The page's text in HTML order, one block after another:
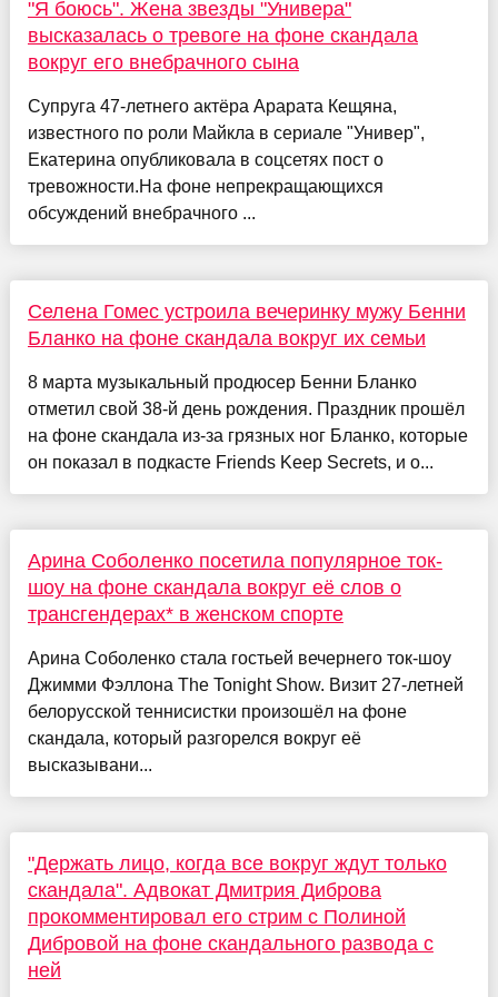
"Я боюсь". Жена звезды "Универа"
высказалась о тревоге на фоне скандала
вокруг его внебрачного сына
Супруга 47-летнего актёра Арарата Кещяна,
известного по роли Майкла в сериале "Универ",
Екатерина опубликовала в соцсетях пост о
тревожности.На фоне непрекращающихся
обсуждений внебрачного ...
Селена Гомес устроила вечеринку мужу Бенни
Бланко на фоне скандала вокруг их семьи
8 марта музыкальный продюсер Бенни Бланко
отметил свой 38-й день рождения. Праздник прошёл
на фоне скандала из-за грязных ног Бланко, которые
он показал в подкасте Friends Keep Secrets, и о...
Арина Соболенко посетила популярное ток-
шоу на фоне скандала вокруг её слов о
трансгендерах* в женском спорте
Арина Соболенко стала гостьей вечернего ток-шоу
Джимми Фэллона The Tonight Show. Визит 27-летней
белорусской теннисистки произошёл на фоне
скандала, который разгорелся вокруг её
высказывани...
"Держать лицо, когда все вокруг ждут только
скандала". Адвокат Дмитрия Диброва
прокомментировал его стрим с Полиной
Дибровой на фоне скандального развода с
ней